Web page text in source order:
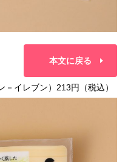
本文に戻る
－イレブン）213円（税込）